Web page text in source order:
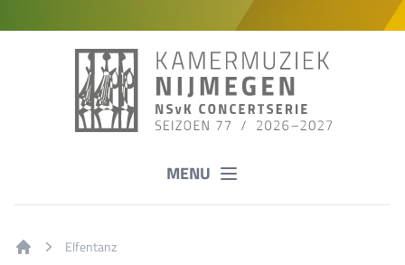
MENU
Elfentanz